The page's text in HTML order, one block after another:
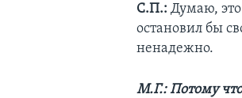
С.П.:Думаю,
остановил бы
ненадежно.
М.Г.: Потому что